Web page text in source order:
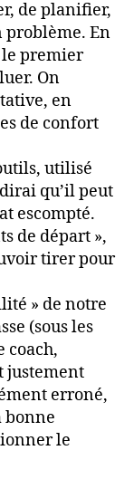
de planifier,
problème. En
le premier
On
en
de confort
utilisé
qu’il peut
escompté.
de départ »,
tirer pour
» de notre
(sous les
coach,
justement
erroné,
bonne
le